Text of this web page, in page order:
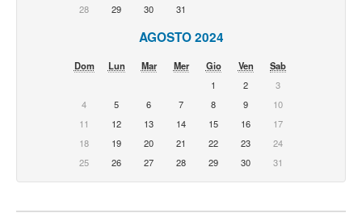
28
29 30 31
AGOSTO 2024
Dom Lun Mar Mer Gio Ven
Sab
1
2
3
4
5 6 7 8 9
10
11
12 13 14 15 16
17
18
19 20 21 22 23
24
25
26 27 28 29 30 31